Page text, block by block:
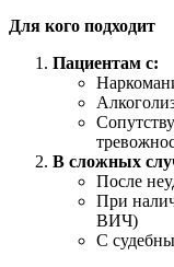
Для кого подходит
Пациентам с:
В сложных
После
При
ВИЧ)
С